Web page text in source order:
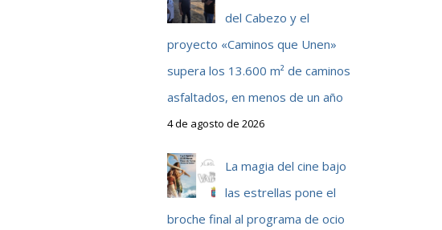
del Cabezo y el
proyecto «Caminos que Unen»
supera los 13.600 m² de caminos
asfaltados, en menos de un año
4 de agosto de 2026
La magia del cine bajo
las estrellas pone el
broche final al programa de ocio